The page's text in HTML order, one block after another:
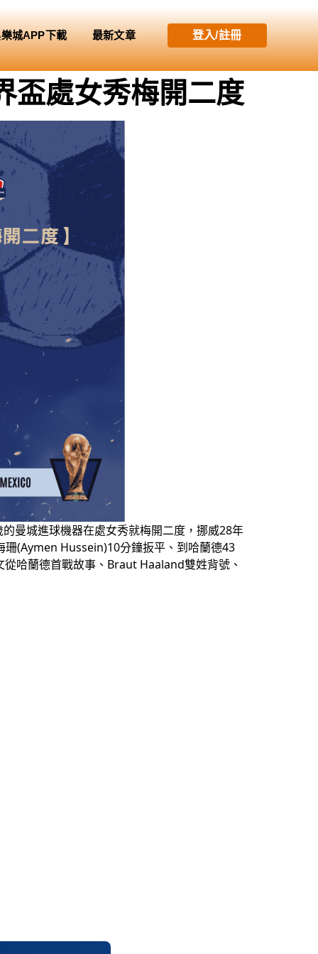
城APP下載 最新文章 登入/註冊
盃處女秀梅開二度
曼城進球機器在處女秀就梅開二度，挪威28年
(Aymen Hussein)10分鐘扳平、到哈蘭德43
哈蘭德首戰故事、Braut Haaland雙姓背號、